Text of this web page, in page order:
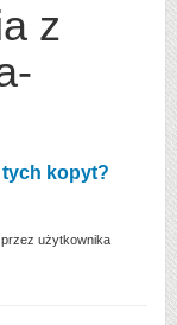
z
tych kopyt?
przez użytkownika